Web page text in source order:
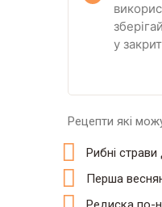
у
Рецепти які
Рибні
Перша